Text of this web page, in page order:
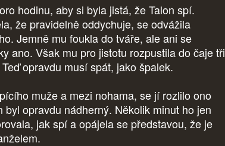
hodinu, aby si byla jistá, že Talon spí.
že pravidelně oddychuje, se odvážila
Jemně mu foukla do tváře, ale ani se
ano. Však mu pro jistotu rozpustila do čaje tři
opravdu musí spát, jako špalek.
muže a mezi nohama, se jí rozlilo ono
byl opravdu nádherný. Několik minut ho jen
jak spí a opájela se představou, že je